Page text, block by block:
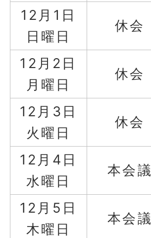
12月1日
日曜日
休会
12月2日
月曜日
休会
12月3日
火曜日
休会
12月4日
水曜日
本会議
12月5日
木曜日
本会議